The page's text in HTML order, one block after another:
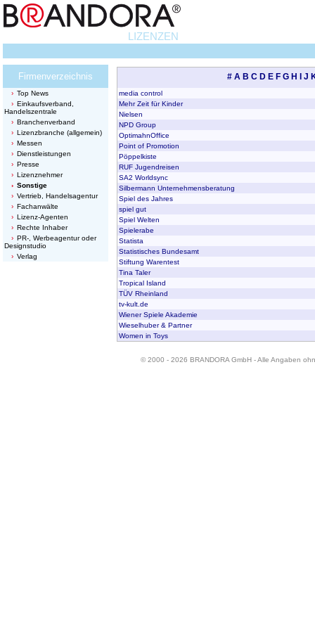
LIZENZEN
Firmenverzeichnis
Top News
Einkaufsverband,
Handelszentrale
Branchenverband
Lizenzbranche (allgemein)
Messen
Dienstleistungen
Presse
Lizenznehmer
Sonstige
Vertrieb, Handelsagentur
Fachanwälte
Lizenz-Agenten
Rechte Inhaber
PR-, Werbeagentur oder
Designstudio
Verlag
# A B C D E F G H J
media control
Mehr Zeit für Kinder
Nielsen
NPD Group
OptimahnOffice
Point of Promotion
Pöppelkiste
RUF Jugendreisen
SA2 Worldsync
Silbermann Unternehmensberatung
Spiel des Jahres
spiel gut
Spiel Welten
Spielerabe
Statista
Statistisches Bundesamt
Stiftung Warentest
Tina Taler
Tropical Island
TÜV Rheinland
tv-kult.de
Wiener Spiele Akademie
Wieselhuber & Partner
Women in Toys
© 2000 - 2026 BRANDORA GmbH - Alle Angaben